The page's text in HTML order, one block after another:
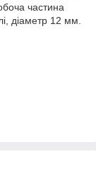
частина
діаметр 12 мм.